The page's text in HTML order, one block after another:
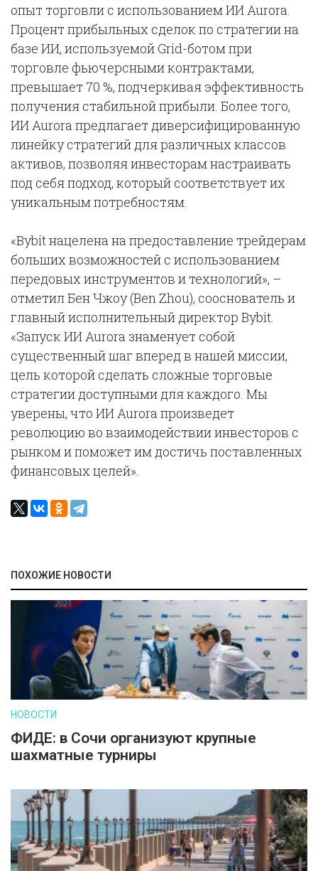
опыт торговли с использованием ИИ Aurora.
Процент прибыльных сделок по стратегии на
базе ИИ, используемой Grid-ботом при
торговле фьючерсными контрактами,
превышает 70 %, подчеркивая эффективность
получения стабильной прибыли. Более того,
ИИ Aurora предлагает диверсифицированную
линейку стратегий для различных классов
активов, позволяя инвесторам настраивать
под себя подход, который соответствует их
уникальным потребностям.
«Bybit нацелена на предоставление трейдерам
больших возможностей с использованием
передовых инструментов и технологий», –
отметил Бен Чжоу (Ben Zhou), сооснователь и
главный исполнительный директор Bybit.
«Запуск ИИ Aurora знаменует собой
существенный шаг вперед в нашей миссии,
цель которой сделать сложные торговые
стратегии доступными для каждого. Мы
уверены, что ИИ Aurora произведет
революцию во взаимодействии инвесторов с
рынком и поможет им достичь поставленных
финансовых целей».
ПОХОЖИЕ НОВОСТИ
НОВОСТИ
ФИДЕ: в Сочи организуют крупные
шахматные турниры